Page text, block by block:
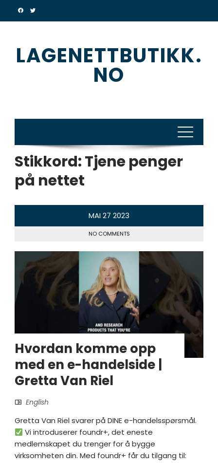
LAGENETTBUTIKK.
NO
Stikkord:Tjene penger
på nettet
MAI27 2023
NO COMMENTS
Hvordan komme opp
med en e-handelside |
Gretta Van Riel
English
Gretta Van Riel svarer på DINE e-handelsspørsmål.
Vi introduserer foundr+, det eneste
medlemskapet du trenger for å bygge
virksomheten din. Med foundr+ får du tilgang til: